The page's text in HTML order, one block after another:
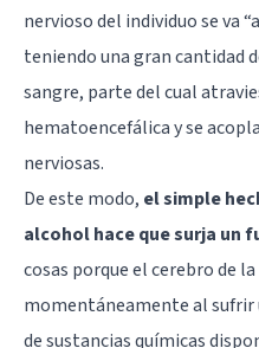
nervioso del individuo se va
teniendo una gran cantidad
sangre, parte del cual
hematoencefálica y se
nerviosas.
De este modo, el simple
alcohol hace que surja un
cosas porque el cerebro de
momentáneamente al sufrir
de sustancias químicas